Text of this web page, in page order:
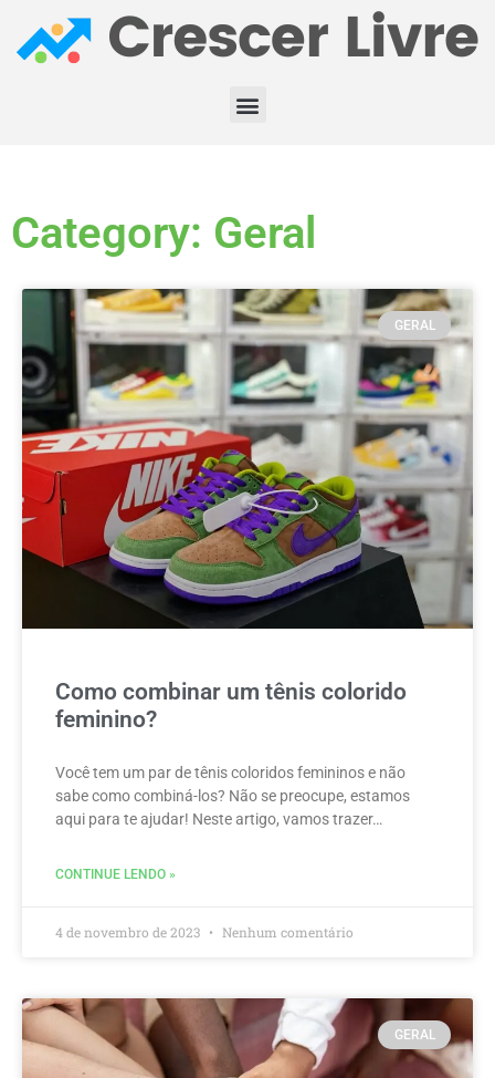
Category: Geral
GERAL
Como combinar um tênis colorido
feminino?
Você tem um par de tênis coloridos femininos e não
sabe como combiná-los? Não se preocupe, estamos
aqui para te ajudar! Neste artigo, vamos trazer…
CONTINUE LENDO »
4 de novembro de 2023 Nenhum comentário
GERAL